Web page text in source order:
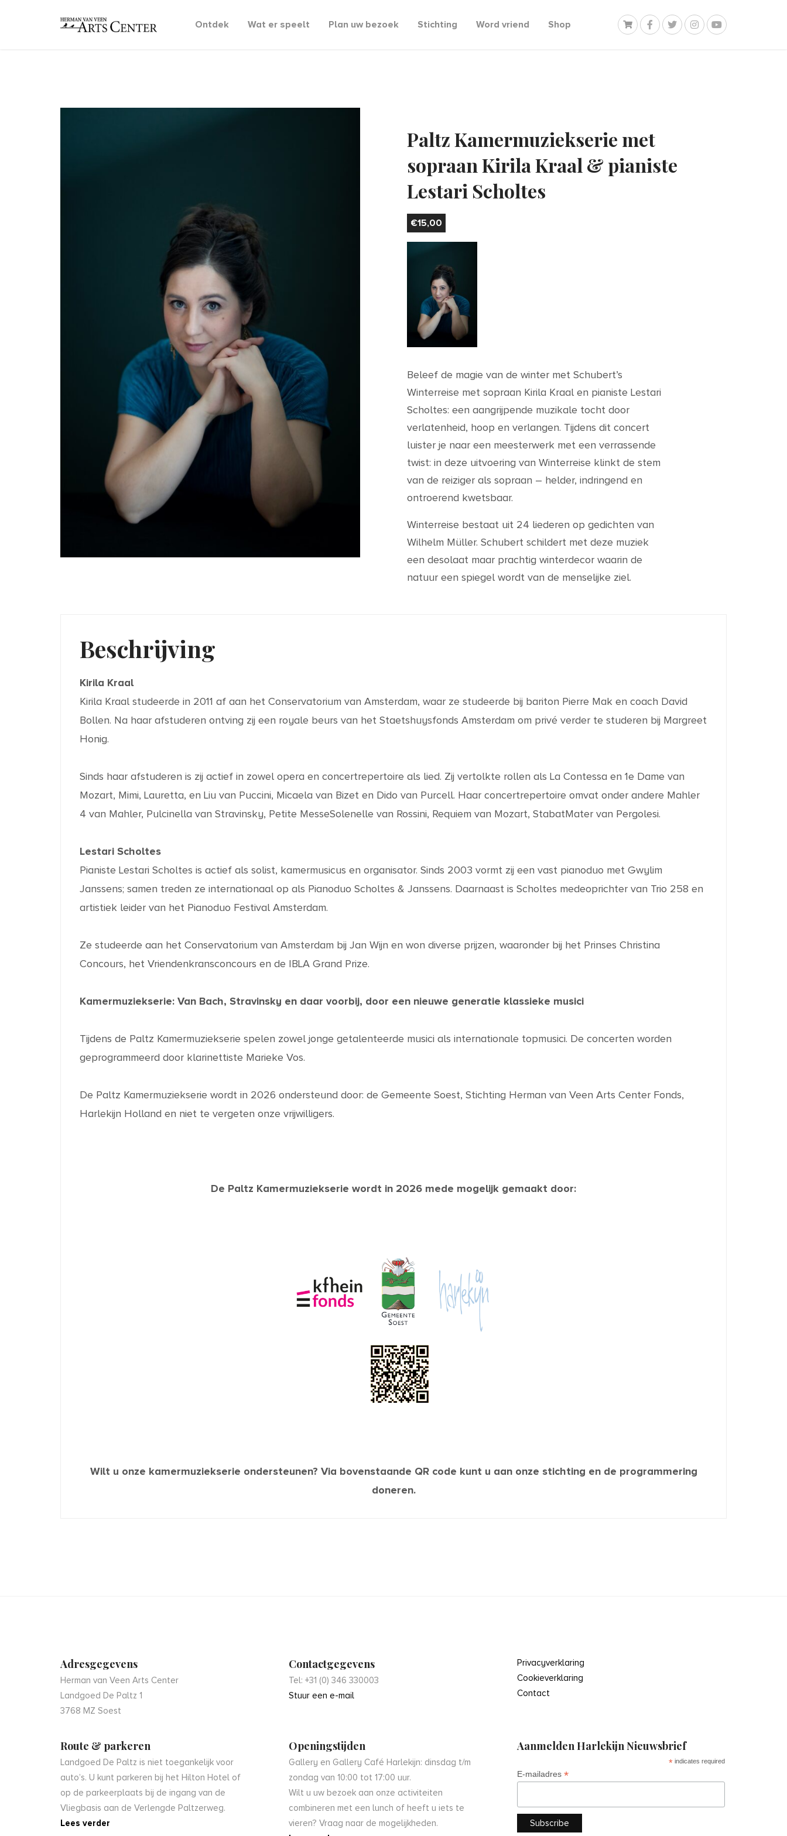
Ontdek Wat er speelt Plan uw bezoek Stichting Word vriend Shop
Paltz Kamermuziekserie met
sopraan Kirila Kraal & pianiste
Lestari Scholtes
€15,00
Beleef de magie van de winter met Schubert’s
Winterreise met sopraan Kirila Kraal en pianiste Lestari
Scholtes: een aangrijpende muzikale tocht door
verlatenheid, hoop en verlangen. Tijdens dit concert
luister je naar een meesterwerk met een verrassende
twist: in deze uitvoering van Winterreise klinkt de stem
van de reiziger als sopraan – helder, indringend en
ontroerend kwetsbaar.
Winterreise bestaat uit 24 liederen op gedichten van
Wilhelm Müller. Schubert schildert met deze muziek
een desolaat maar prachtig winterdecor waarin de
natuur een spiegel wordt van de menselijke ziel.
Beschrijving
Kirila Kraal
Kirila Kraal studeerde in 2011 af aan het Conservatorium van Amsterdam, waar ze studeerde bij bariton Pierre Mak en coach David
Bollen. Na haar afstuderen ontving zij een royale beurs van het Staetshuysfonds Amsterdam om privé verder te studeren bij Margreet
Honig.
Sinds haar afstuderen is zij actief in zowel opera en concertrepertoire als lied. Zij vertolkte rollen als La Contessa en 1e Dame van
Mozart, Mimi, Lauretta, en Liu van Puccini, Micaela van Bizet en Dido van Purcell. Haar concertrepertoire omvat onder andere Mahler
4 van Mahler, Pulcinella van Stravinsky, Petite MesseSolenelle van Rossini, Requiem van Mozart, StabatMater van Pergolesi.
Lestari Scholtes
Pianiste Lestari Scholtes is actief als solist, kamermusicus en organisator. Sinds 2003 vormt zij een vast pianoduo met Gwylim
Janssens; samen treden ze internationaal op als Pianoduo Scholtes & Janssens. Daarnaast is Scholtes medeoprichter van Trio 258 en
artistiek leider van het Pianoduo Festival Amsterdam.
Ze studeerde aan het Conservatorium van Amsterdam bij Jan Wijn en won diverse prijzen, waaronder bij het Prinses Christina
Concours, het Vriendenkransconcours en de IBLA Grand Prize.
Kamermuziekserie: Van Bach, Stravinsky en daar voorbij, door een nieuwe generatie klassieke musici
Tijdens de Paltz Kamermuziekserie spelen zowel jonge getalenteerde musici als internationale topmusici. De concerten worden
geprogrammeerd door klarinettiste Marieke Vos.
De Paltz Kamermuziekserie wordt in 2026 ondersteund door: de Gemeente Soest, Stichting Herman van Veen Arts Center Fonds,
Harlekijn Holland en niet te vergeten onze vrijwilligers.
De Paltz Kamermuziekserie wordt in 2026 mede mogelijk gemaakt door:
Wilt u onze kamermuziekserie ondersteunen? Via bovenstaande QR code kunt u aan onze stichting en de programmering
doneren.
Adresgegevens
Herman van Veen Arts Center
Landgoed De Paltz 1
3768 MZ Soest
Route & parkeren
Landgoed De Paltz is niet toegankelijk voor
auto’s. U kunt parkeren bij het Hilton Hotel of
op de parkeerplaats bij de ingang van de
Vliegbasis aan de Verlengde Paltzerweg.
Lees verder
Contactgegevens
Tel: +31 (0) 346 330003
Stuur een e-mail
Openingstijden
Gallery en Gallery Café Harlekijn: dinsdag t/m
zondag van 10:00 tot 17:00 uur.
Wilt u uw bezoek aan onze activiteiten
combineren met een lunch of heeft u iets te
vieren? Vraag naar de mogelijkheden.
Privacyverklaring
Cookieverklaring
Contact
Aanmelden Harlekijn Nieuwsbrief
* indicates required
E-mailadres *